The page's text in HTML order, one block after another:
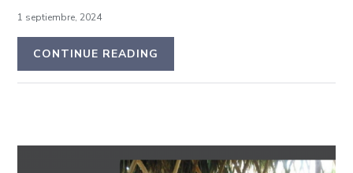
1 septiembre, 2024
CONTINUE READING